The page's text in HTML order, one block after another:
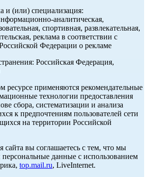
и (или) специализация:
аналитическая,
спортивная, развлекательная,
реклама в соответствии с
Федерации о рекламе
Российская Федерация,
применяются рекомендательные
технологии предоставления
сбора, систематизации и анализа
к предпочтениям пользователей сети
на территории Российской
сайта вы соглашаетесь с тем, что мы
данные с использованием
top.mail.ru, LiveInternet.